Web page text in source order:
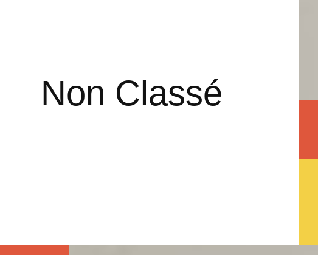
Non Classé